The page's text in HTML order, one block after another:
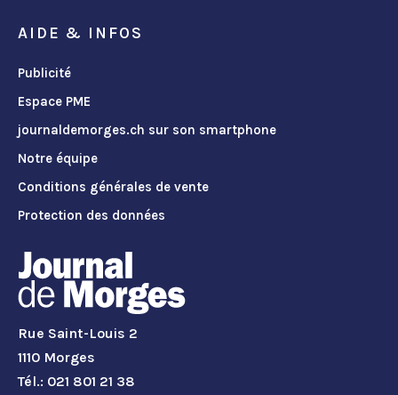
AIDE & INFOS
Publicité
Espace PME
journaldemorges.ch sur son smartphone
Notre équipe
Conditions générales de vente
Protection des données
Rue Saint-Louis 2
1110 Morges
Tél.: 021 801 21 38